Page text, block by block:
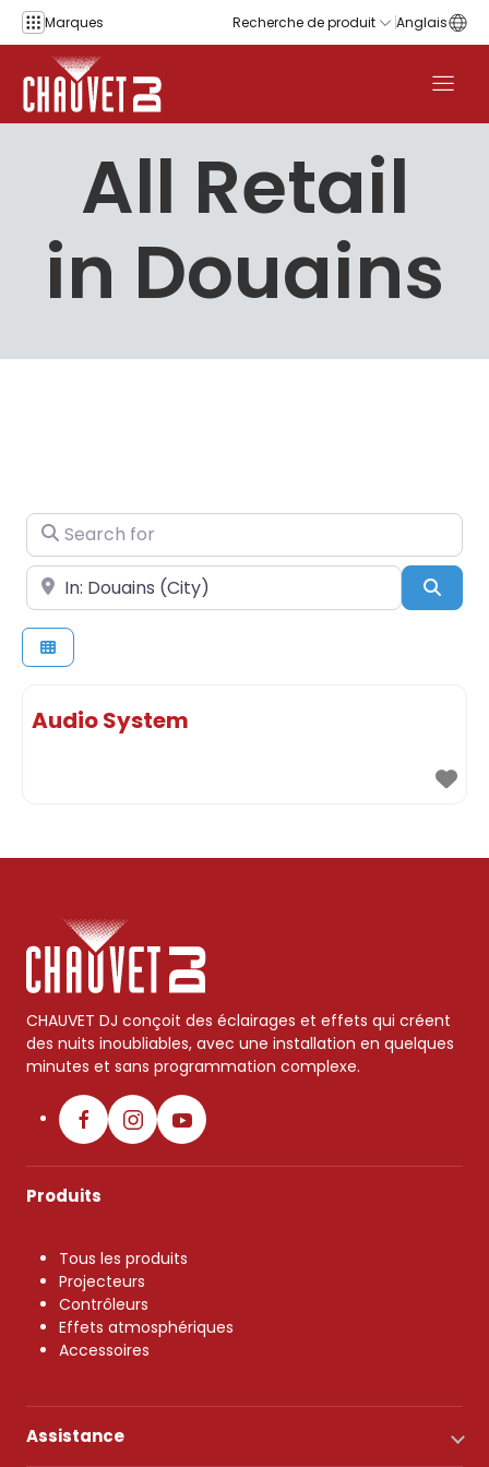
Aller au contenu
Marques Recherche de produit Anglais
All Retail
in Douains
Search for
Near
Audio System
CHAUVET DJ conçoit des éclairages et effets qui créent
des nuits inoubliables, avec une installation en quelques
minutes et sans programmation complexe.
Produits
Tous les produits
Projecteurs
Contrôleurs
Effets atmosphériques
Accessoires
Assistance